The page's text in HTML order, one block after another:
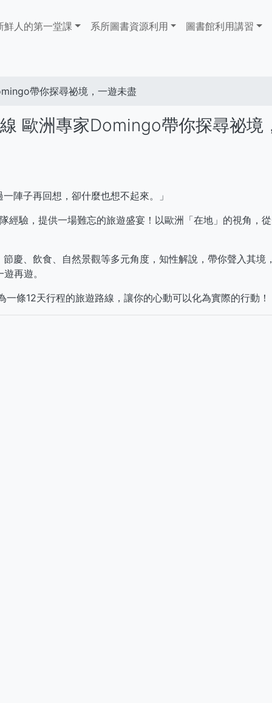
鮮人的第一堂課 系所圖書資源利用 ​​​​​圖書館​​​​​​​利用講習
帶你探尋祕境，一遊未盡
歐洲專家Domingo帶你探尋祕境
陣子再回想，卻什麼也想不起來。」
驗，提供一場難忘的旅遊盛宴！以歐洲「在地」的視角，
慶、飲食、自然景觀等多元角度，知性解說，帶你聲入其境
再遊。
條12天行程的旅遊路線，讓你的心動可以化為實際的行動！